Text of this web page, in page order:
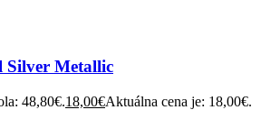
Silver Metallic
48,80€.18,00€Aktuálna cena je: 18,00€.